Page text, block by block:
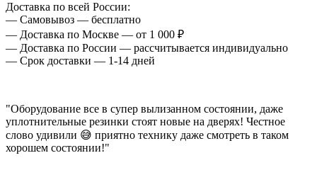
Доставка по всей России:
— Самовывоз — бесплатно
— Доставка по Москве — от 1 000 ₽
— Доставка по России — рассчитывается индивидуально
— Срок доставки — 1-14 дней
"Оборудование все в супер вылизанном состоянии, даже
уплотнительные резинки стоят новые на дверях! Честное
слово удивили 😅 приятно технику даже смотреть в таком
хорошем состоянии!"